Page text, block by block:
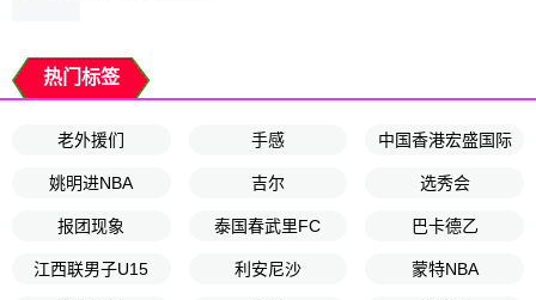
热门标签
老外援们 手感 中国香港宏盛国际
姚明进NBA 吉尔 选秀会
报团现象 泰国春武里FC 巴卡德乙
江西联男子U15 利安尼沙 蒙特NBA